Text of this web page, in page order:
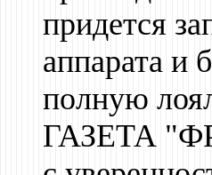
придется
аппарата и
полную
ГАЗЕТА